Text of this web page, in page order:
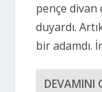
pençe divan
duyardı.
bir adamdı.
DEVAMINI